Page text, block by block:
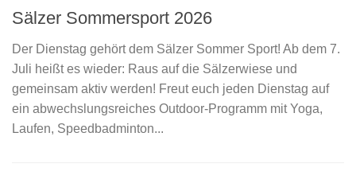
Sälzer Sommersport 2026
Der Dienstag gehört dem Sälzer Sommer Sport! Ab dem 7.
Juli heißt es wieder: Raus auf die Sälzerwiese und
gemeinsam aktiv werden! Freut euch jeden Dienstag auf
ein abwechslungsreiches Outdoor-Programm mit Yoga,
Laufen, Speedbadminton...